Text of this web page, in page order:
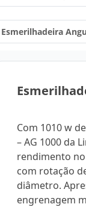
Esmerilhadeira
Com 1010 w
– AG 1000 da
rendimento
com rotação
diâmetro.
engrenagem